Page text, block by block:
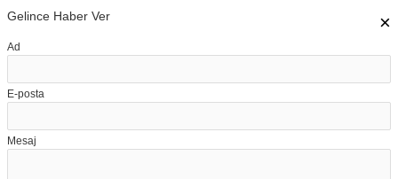
×
Gelince Haber Ver
Ad
E-posta
Mesaj